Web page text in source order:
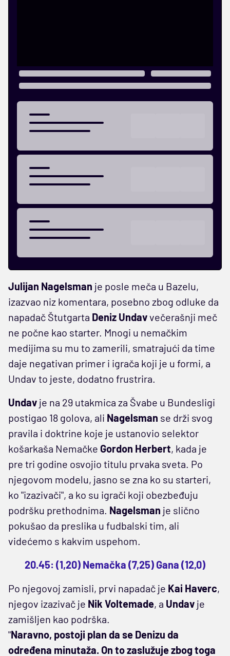
Julijan Nagelsman je posle meča u Bazelu,
izazvao niz komentara, posebno zbog odluke da
napadač Štutgarta Deniz Undavvečerašnji meč
ne počne kao starter. Mnogi u nemačkim
medijima su mu to zamerili, smatrajući da time
daje negativan primer i igrača koji je u formi, a
Undav to jeste, dodatno frustrira.
Undav je na 29 utakmica za Švabe u Bundesligi
postigao 18 golova, ali Nagelsman se drži svog
pravila i doktrine koje je ustanovio selektor
košarkaša Nemačke Gordon Herbert, kada je
pre tri godine osvojio titulu prvaka sveta. Po
njegovom modelu, jasno se zna ko su starteri,
ko "izazivači", a ko su igrači koji obezbeđuju
podršku prethodnima. Nagelsman je slično
pokušao da preslika u fudbalski tim, ali
videćemo s kakvim uspehom.
20.45: (1,20) Nemačka (7,25) Gana (12,0)
Po njegovoj zamisli, prvi napadač je Kai Haverc,
njegov izazivač je Nik Voltemade, a Undav je
zamišljen kao podrška.
"Naravno, postoji plan da se Denizu da
određena minutaža. On to zaslužuje zbog toga